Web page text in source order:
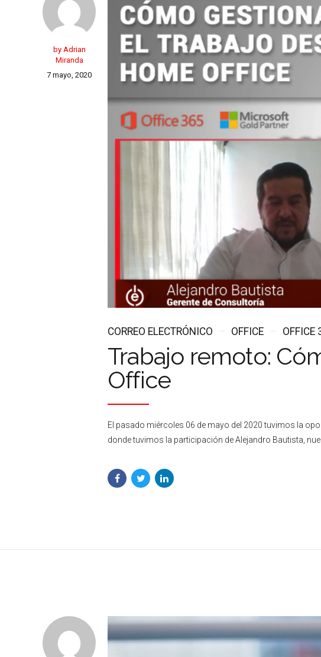
by Adrian
Miranda
7 mayo, 2020
CORREO ELECTRÓNICO OFFICE OFFICE
Trabajo remoto:
Office
El pasado miércoles 06 de mayo del 2020 tuvimos la
donde tuvimos la participación de Alejandro Bautista,